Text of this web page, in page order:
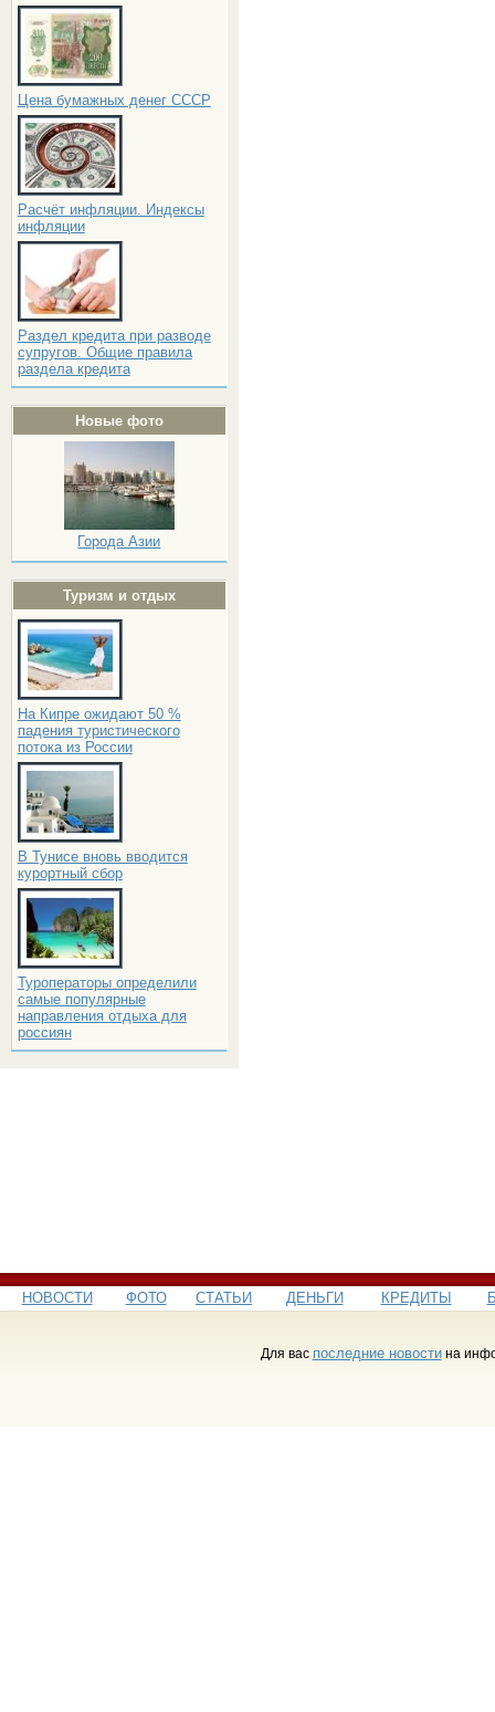
Цена бумажных денег СССР
Расчёт инфляции. Индексы
инфляции
Раздел кредита при разводе
супругов. Общие правила
раздела кредита
Новые фото
Города Азии
Туризм и отдых
На Кипре ожидают 50 %
падения туристического
потока из России
В Тунисе вновь вводится
курортный сбор
Туроператоры определили
самые популярные
направления отдыха для
россиян
НОВОСТИ ФОТО СТАТЬИ ДЕНЬГИ КРЕДИТЫ
Для вас последние новостина